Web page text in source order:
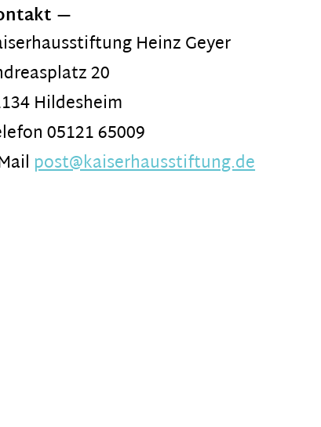
Heinz Geyer
20
Hildesheim
05121 65009
post@kaiserhausstiftung.de